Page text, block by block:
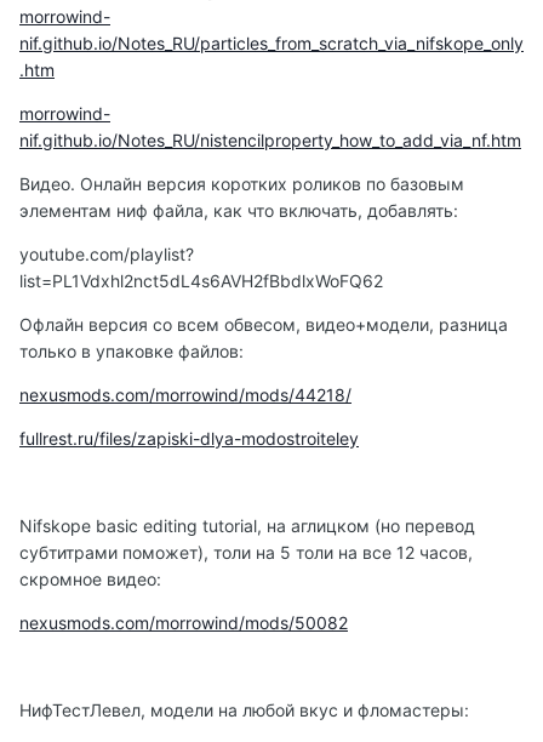
morrowind-
nif.github.io/Notes_RU/particles_from_scratch_via_nifskope_only
.htm
morrowind-
nif.github.io/Notes_RU/nistencilproperty_how_to_add_via_nf.htm
Видео. Онлайн версия коротких роликов по базовым
элементам ниф файла, как что включать, добавлять:
youtube.com/playlist?
list=PL1Vdxhl2nct5dL4s6AVH2fBbdlxWoFQ62
Офлайн версия со всем обвесом, видео+модели, разница
только в упаковке файлов:
nexusmods.com/morrowind/mods/44218/
fullrest.ru/files/zapiski-dlya-modostroiteley
Nifskope basic editing tutorial, на аглицком (но перевод
субтитрами поможет), толи на 5 толи на все 12 часов,
скромное видео:
nexusmods.com/morrowind/mods/50082
НифТестЛевел, модели на любой вкус и фломастеры: